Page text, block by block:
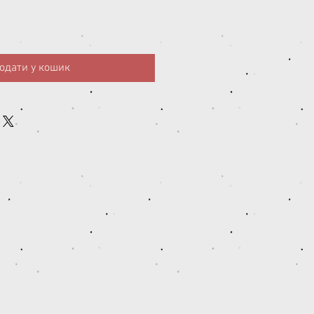
у кошик